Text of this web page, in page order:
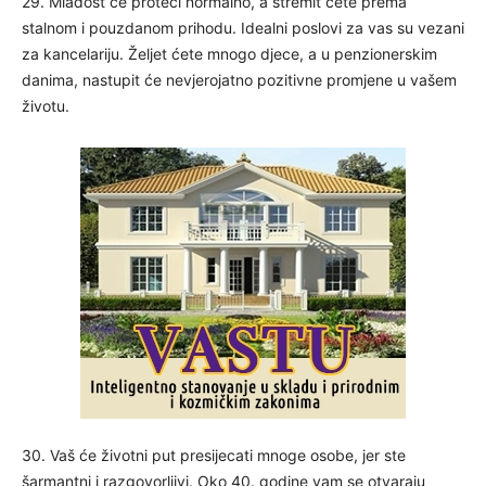
stalnom i pouzdanom prihodu. Idealni poslovi za vas su vezani
za kancelariju. Željet ćete mnogo djece, a u penzionerskim
danima, nastupit će nevjerojatno pozitivne promjene u vašem
životu.
30. Vaš će životni put presijecati mnoge osobe, jer ste
šarmantni i razgovorljivi. Oko 40. godine vam se otvaraju